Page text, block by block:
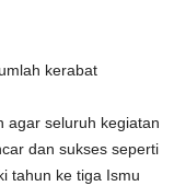
kerabat
agar seluruh kegiatan
dan sukses seperti
tahun ke tiga Ismu